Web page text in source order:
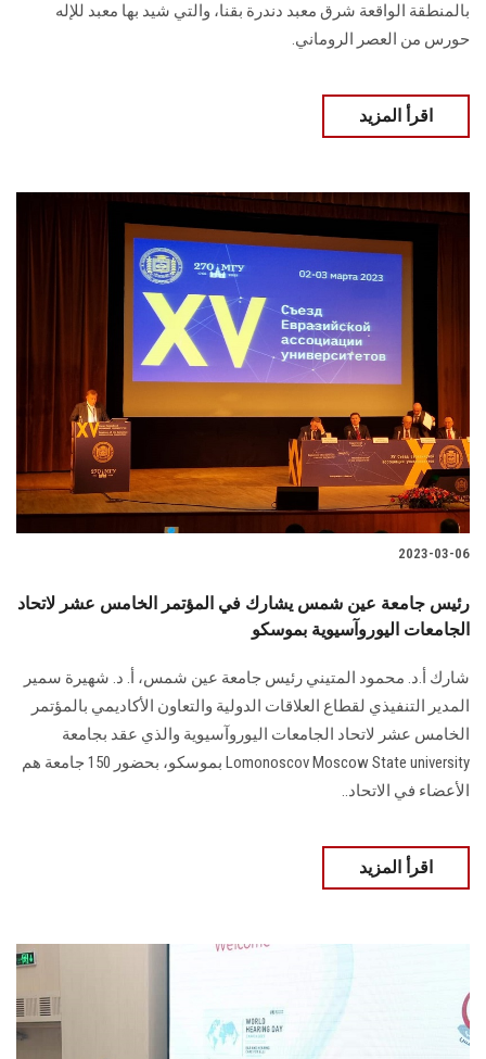
بالمنطقة الواقعة شرق معبد دندرة بقنا، والتي شيد بها معبد للإله
حورس من العصر الروماني.
اقرأ المزيد
2023-03-06
رئيس جامعة عين شمس يشارك في المؤتمر الخامس عشر لاتحاد
الجامعات اليوروآسيوية بموسكو
شارك أ.د. محمود المتيني رئيس جامعة عين شمس، أ. د. شهيرة سمير
المدير التنفيذي لقطاع العلاقات الدولية والتعاون الأكاديمي بالمؤتمر
الخامس عشر لاتحاد الجامعات اليوروآسيوية والذي عقد بجامعة
Lomonoscov Moscow State university بموسكو، بحضور 150 جامعة هم
الأعضاء في الاتحاد..
اقرأ المزيد